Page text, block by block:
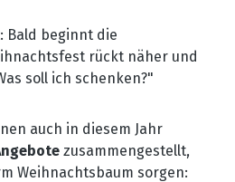
Bald beginnt die
rückt näher und
soll ich schenken?"
auch in diesem Jahr
zusammengestellt,
Weihnachtsbaum sorgen: